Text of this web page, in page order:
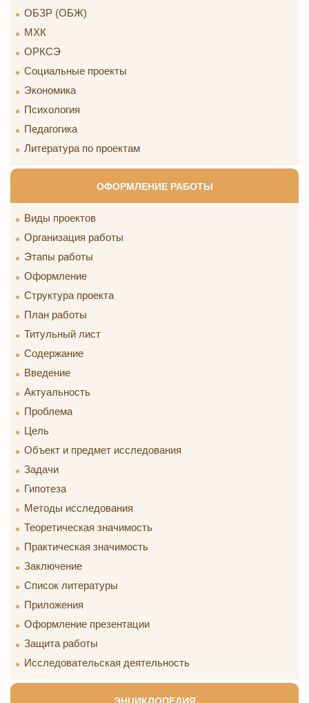
ОБЗР (ОБЖ)
МХК
ОРКСЭ
Социальные проекты
Экономика
Психология
Педагогика
Литература по проектам
ОФОРМЛЕНИЕ РАБОТЫ
Виды проектов
Организация работы
Этапы работы
Оформление
Структура проекта
План работы
Титульный лист
Содержание
Введение
Актуальность
Проблема
Цель
Объект и предмет исследования
Задачи
Гипотеза
Методы исследования
Теоретическая значимость
Практическая значимость
Заключение
Список литературы
Приложения
Оформление презентации
Защита работы
Исследовательская деятельность
ЭНЦИКЛОПЕДИЯ